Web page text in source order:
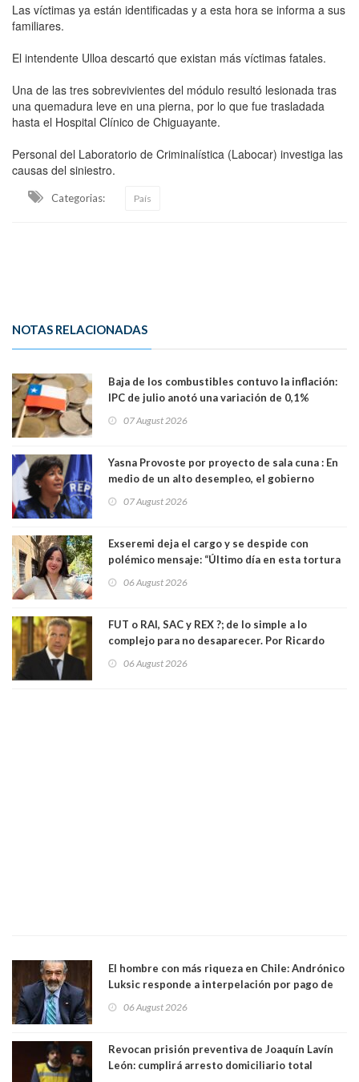
Las víctimas ya están identificadas y a esta hora se informa a sus
familiares.
El intendente Ulloa descartó que existan más víctimas fatales.
Una de las tres sobrevivientes del módulo resultó lesionada tras
una quemadura leve en una pierna, por lo que fue trasladada
hasta el Hospital Clínico de Chiguayante.
Personal del Laboratorio de Criminalística (Labocar) investiga las
causas del siniestro.
Categorias: País
NOTAS RELACIONADAS
Baja de los combustibles contuvo la inflación:
IPC de julio anotó una variación de 0,1%
07 August 2026
Yasna Provoste por proyecto de sala cuna : En
medio de un alto desempleo, el gobierno
07 August 2026
Exseremi deja el cargo y se despide con
polémico mensaje: “Último día en esta tortura
06 August 2026
FUT o RAI, SAC y REX ?; de lo simple a lo
complejo para no desaparecer. Por Ricardo
06 August 2026
El hombre con más riqueza en Chile: Andrónico
Luksic responde a interpelación por pago de
día que me muera”
06 August 2026
Revocan prisión preventiva de Joaquín Lavín
León: cumplirá arresto domiciliario total